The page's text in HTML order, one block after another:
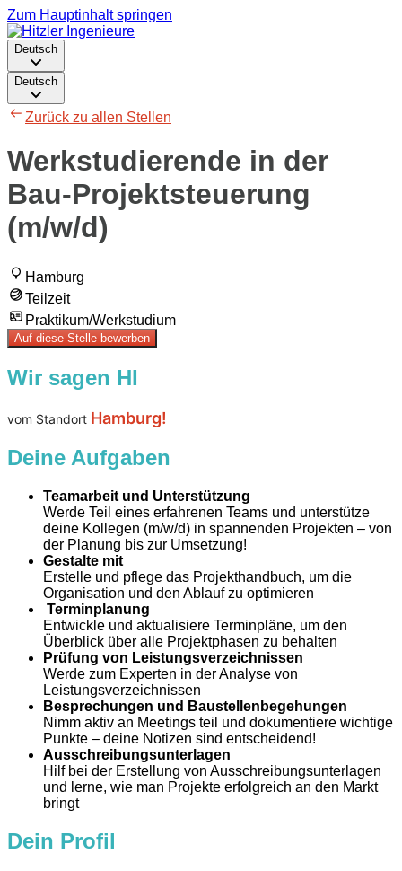
Zum Hauptinhalt springen
Deutsch
Deutsch
Zurück zu allen Stellen
Werkstudierende in der
Bau-Projektsteuerung
(m/w/d)
Hamburg
Teilzeit
Praktikum/Werkstudium
Auf diese Stelle bewerben
Wir sagen HI
vom Standort Hamburg!
Deine Aufgaben
Teamarbeit und Unterstützung
Werde Teil eines erfahrenen Teams und unterstütze
deine Kollegen (m/w/d) in spannenden Projekten – von
der Planung bis zur Umsetzung!
Gestalte mit
Erstelle und pflege das Projekthandbuch, um die
Organisation und den Ablauf zu optimieren
Terminplanung
Entwickle und aktualisiere Terminpläne, um den
Überblick über alle Projektphasen zu behalten
Prüfung von Leistungsverzeichnissen
Werde zum Experten in der Analyse von
Leistungsverzeichnissen
Besprechungen und Baustellenbegehungen
Nimm aktiv an Meetings teil und dokumentiere wichtige
Punkte – deine Notizen sind entscheidend!
Ausschreibungsunterlagen
Hilf bei der Erstellung von Ausschreibungsunterlagen
und lerne, wie man Projekte erfolgreich an den Markt
bringt
Dein Profil